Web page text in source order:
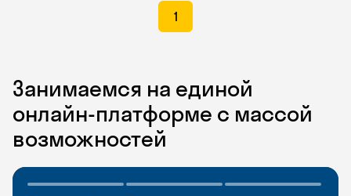
1
Занимаемся на единой
онлайн-платформе с массой
возможностей